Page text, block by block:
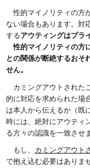
性的マイノリティの方
ない場合もあります。対
するアウティングはプラ
性的マイノリティの方
との関係が断絶するおそ
せん。
カミングアウトされた
的に対応を求められた場
は本人から伝えるか（既
時には、絶対にアウティ
る方々の認識を一致させ
もし、 カミングアウト
で抱え込む必要はありま